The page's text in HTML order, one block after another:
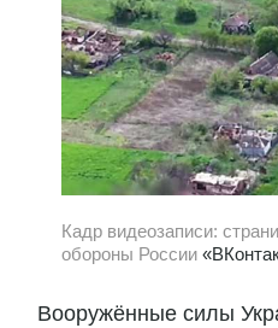
Кадр видеозаписи:
обороны России
Вооружённые силы